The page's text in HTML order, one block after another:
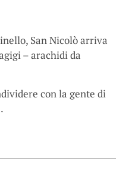
San Nicolò arriva
– arachidi da
con la gente di